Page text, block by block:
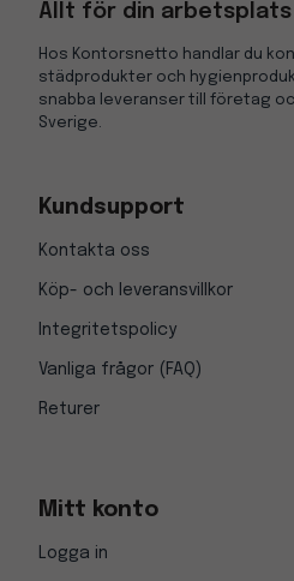
Allt för din arbetsplats
Hos Kontorsnetto handlar du
städprodukter och
snabba leveranser till företag
Sverige.
Kundsupport
Kontakta oss
Köp- och leveransvillkor
Integritetspolicy
Vanliga frågor (FAQ)
Returer
Mitt konto
Logga in